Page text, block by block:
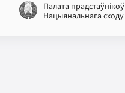
Палата прадстаўнікоў
Нацыянальнага сходу